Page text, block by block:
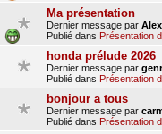
Ma présentation
Dernier message par
Publié dans Présentation
honda prélude 2026
Dernier message par
Publié dans Présentation
bonjour a tous
Dernier message par
Publié dans Présentation